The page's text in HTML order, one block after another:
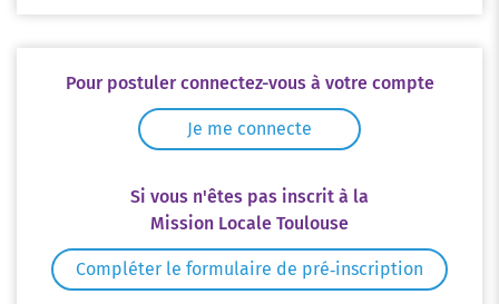
Pour postuler connectez-vous à votre compte
Je me connecte
Si vous n'êtes pas inscrit à la
Mission Locale Toulouse
Compléter le formulaire de pré‑inscription